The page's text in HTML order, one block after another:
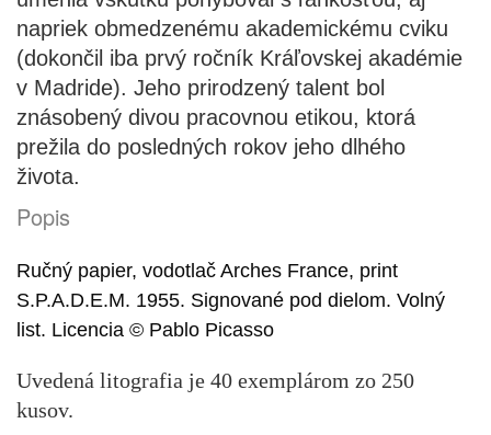
napriek obmedzenému akademickému cviku
(dokončil iba prvý ročník Kráľovskej akadémie
v Madride). Jeho prirodzený talent bol
znásobený divou pracovnou etikou, ktorá
prežila do posledných rokov jeho dlhého
života.
Popis
Ručný papier, vodotlač Arches France, print
S.P.A.D.E.M. 1955. Signované pod dielom. Volný
list. Licencia © Pablo Picasso
Uvedená litografia je 40 exemplárom zo 250
kusov.